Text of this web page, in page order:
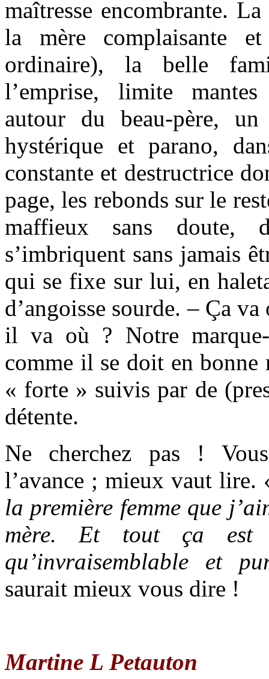
maîtresse encombrante.
la mère complaisante
ordinaire), la belle
l’emprise, limite mantes
autour du beau-père,
hystérique et parano,
constante et destructrice
page, les rebonds sur le
maffieux sans
s’imbriquent sans jamais
qui se fixe sur lui, en
d’angoisse sourde. – Ça
il va où ? Notre
comme il se doit en bonne
« forte » suivis par de
détente.
Ne cherchez pas !
l’avance ; mieux vaut
la première femme que
mère. Et tout ça est
qu’invraisemblable et
saurait mieux vous dire !
Martine L Petauton